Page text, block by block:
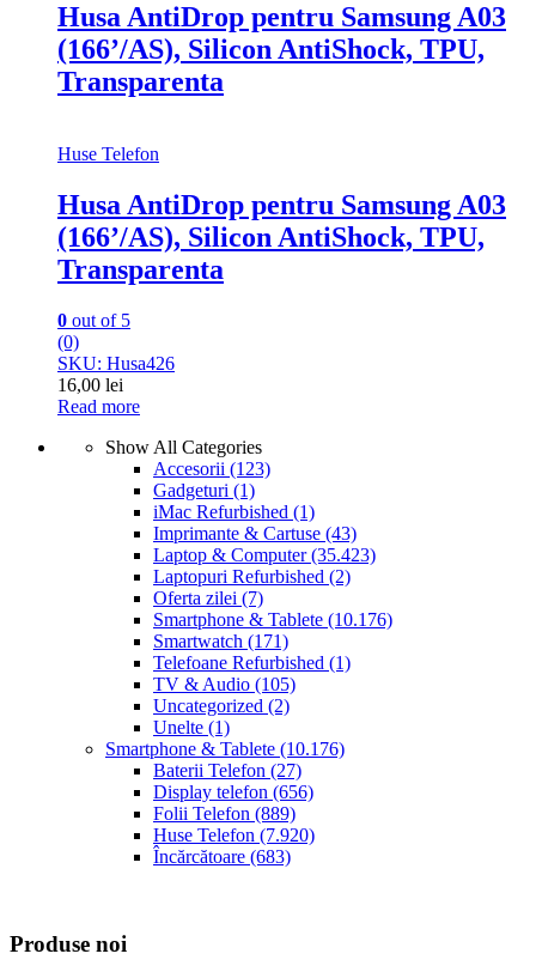
Husa AntiDrop pentru Samsung A03
(166’/AS), Silicon AntiShock, TPU,
Transparenta
Huse Telefon
Husa AntiDrop pentru Samsung A03
(166’/AS), Silicon AntiShock, TPU,
Transparenta
0 out of 5
(0)
SKU: Husa426
16,00 lei
Read more
Show All Categories
Accesorii (123)
Gadgeturi (1)
iMac Refurbished (1)
Imprimante & Cartuse (43)
Laptop & Computer(35.423)
Laptopuri Refurbished (2)
Oferta zilei (7)
Smartphone & Tablete (10.176)
Smartwatch (171)
Telefoane Refurbished (1)
TV & Audio (105)
Uncategorized (2)
Unelte (1)
Smartphone & Tablete (10.176)
Baterii Telefon (27)
Display telefon (656)
Folii Telefon (889)
Huse Telefon (7.920)
Încărcătoare (683)
Produse noi